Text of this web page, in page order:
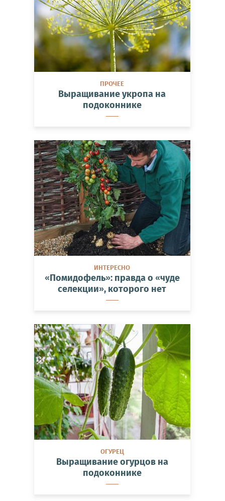
ПРОЧЕЕ
Выращивание укропа на
подоконнике
ИНТЕРЕСНО
«Помидофель»: правда о «чуде
селекции», которого нет
ОГУРЕЦ
Выращивание огурцов на
подоконнике